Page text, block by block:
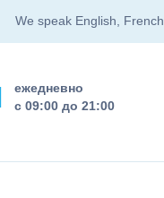
We speak English, French
ежедневно
с 09:00 до 21:00